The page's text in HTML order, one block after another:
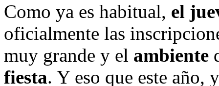
Como ya es habitual, el
oficialmente las
muy grande y el ambiente
fiesta. Y eso que este año,